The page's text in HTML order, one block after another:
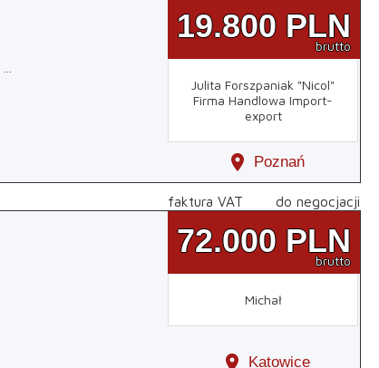
19.800 PLN
brutto
Julita Forszpaniak "Nicol"
Firma Handlowa Import-
export
location_on Poznań
faktura VAT do negocjacji
72.000 PLN
brutto
Michał
location_on Katowice